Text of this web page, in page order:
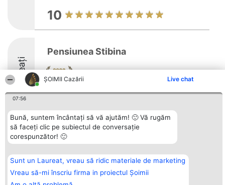
ȘOIMII Cazării Live chat
07:56
Bună, suntem încântați să vă ajutăm! 🙂 Vă rugăm
să faceți clic pe subiectul de conversație
corespunzător! 🙂
Sunt un Laureat, vreau să ridic materiale de marketing
Vreau să-mi înscriu firma in proiectul Șoimii
10
Laureați
Pensiunea Stibina
Organizator Ranking
BRIGHT SOLUTIONS BR SRL
Sc. A Et. 4 Ap. 13 Cod 061952
CUI 36737675
tel: +40 770 990 492
Câștigătorii
Laureaților
Statut
Contact